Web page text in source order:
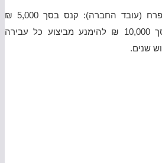
נאשם 3 – משה שמעון יפרח (עובד החברה): קנס בסך 5,000 ₪
וחתימה על התחייבות בסך 10,000 ₪ להימנע מביצוע כל עבירה
שנים.